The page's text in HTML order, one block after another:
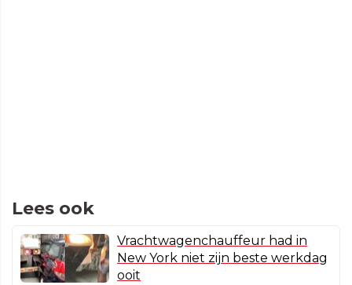
Lees ook
Vrachtwagenchauffeur had in
New York niet zijn beste werkdag
ooit